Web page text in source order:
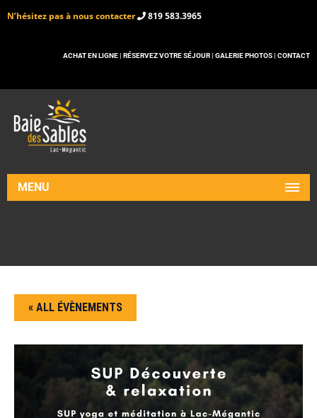
N’hésitez pas à nous contacter 819 583.3965
ACHAT EN LIGNE | RÉSERVEZ VOTRE SÉJOUR | GALERIE PHOTOS | CONTACT
MENU
« ALL ÉVÈNEMENTS